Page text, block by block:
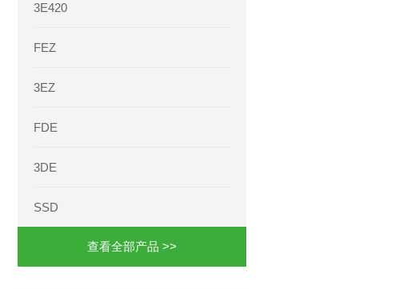
3E420
FEZ
3EZ
FDE
3DE
SSD
查看全部产品 >>